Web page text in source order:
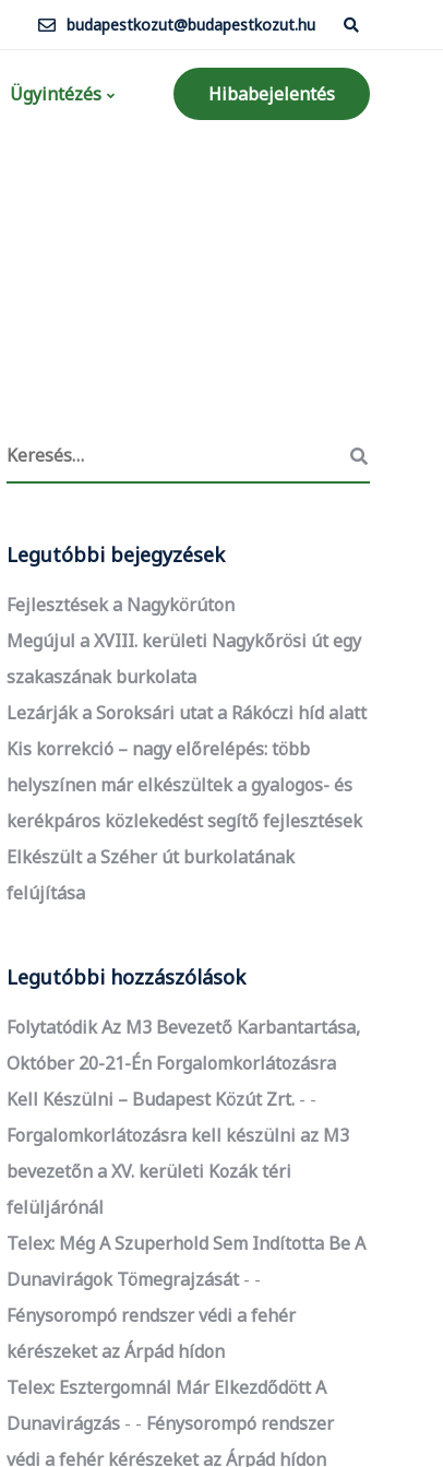
budapestkozut@budapestkozut.hu
Ügyintézés Hibabejelentés
Legutóbbi bejegyzések
Fejlesztések a Nagykörúton
Megújul a XVIII. kerületi Nagykőrösi út egy
szakaszának burkolata
Lezárják a Soroksári utat a Rákóczi híd alatt
Kis korrekció – nagy előrelépés: több
helyszínen már elkészültek a gyalogos- és
kerékpáros közlekedést segítő fejlesztések
Elkészült a Széher út burkolatának
felújítása
Legutóbbi hozzászólások
Folytatódik Az M3 Bevezető Karbantartása,
Október 20-21-Én Forgalomkorlátozásra
Kell Készülni – Budapest Közút Zrt.
-
Forgalomkorlátozásra kell készülni az M3
bevezetőn a XV. kerületi Kozák téri
felüljárónál
Telex: Még A Szuperhold Sem Indította Be A
Dunavirágok Tömegrajzását
-
Fénysorompó rendszer védi a fehér
kérészeket az Árpád hídon
Telex: Esztergomnál Már Elkezdődött A
Dunavirágzás
- Fénysorompó rendszer
védi a fehér kérészeket az Árpád hídon